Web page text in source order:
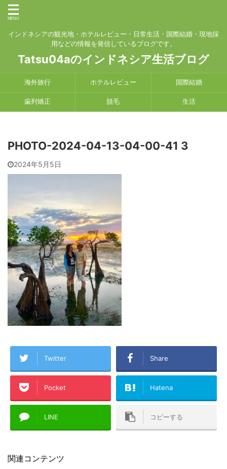
インドネシアの観光地・ホテルレビュー・日常生活・国際結婚・現地採
用などの情報を発信しているブログです。
Tatsu04aのインドネシア生活ブログ
海外旅行 ホテルレビュー 国際結婚
歯列矯正 脱毛 生活
PHOTO-2024-04-13-04-00-41 3
2024年5月5日
Twitter Share
Pocket Hatena
LINE コピーする
関連コンテンツ